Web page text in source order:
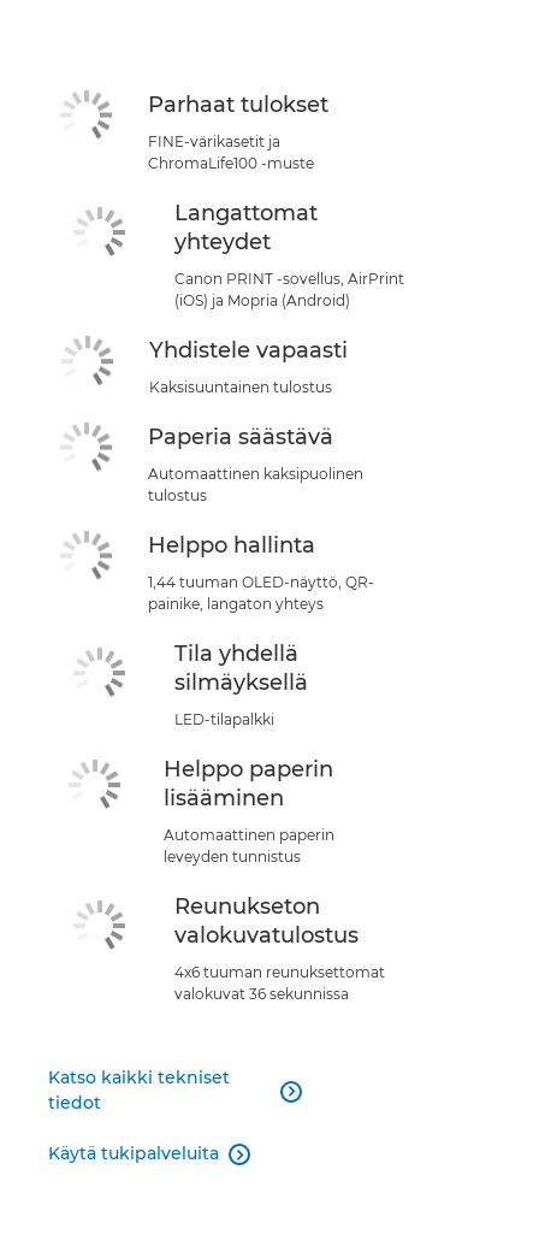
Parhaat tulokset
FINE-värikasetit ja
ChromaLife100 -muste
Langattomat
yhteydet
Canon PRINT -sovellus, AirPrint
(iOS) ja Mopria (Android)
Yhdistele vapaasti
Kaksisuuntainen tulostus
Paperia säästävä
Automaattinen kaksipuolinen
tulostus
Helppo hallinta
1,44 tuuman OLED-näyttö, QR-
painike, langaton yhteys
Tila yhdellä
silmäyksellä
LED-tilapalkki
Helppo paperin
lisääminen
Automaattinen paperin
leveyden tunnistus
Reunukseton
valokuvatulostus
4x6 tuuman reunuksettomat
valokuvat 36 sekunnissa
Katso kaikki tekniset
tiedot

Käytä tukipalveluita 